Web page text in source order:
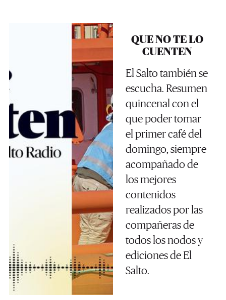
QUE NO TE LO
CUENTEN
El Salto también se
escucha. Resumen
quincenal con el
que poder tomar
el primer café del
domingo, siempre
acompañado de
los mejores
contenidos
realizados por las
compañeras de
todos los nodos y
ediciones de El
Salto.